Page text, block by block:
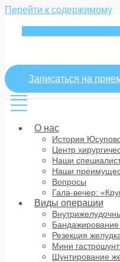
Перейти к содержимому
Записаться на
О нас
История
Центр
Наши
Наши
Вопросы
Гала-вечер:
Виды операции
Бандажирование
Резекция
Мини
Шунтирование